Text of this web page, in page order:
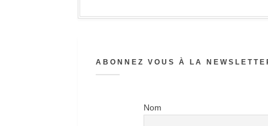
ABONNEZ VOUS À LA
Nom